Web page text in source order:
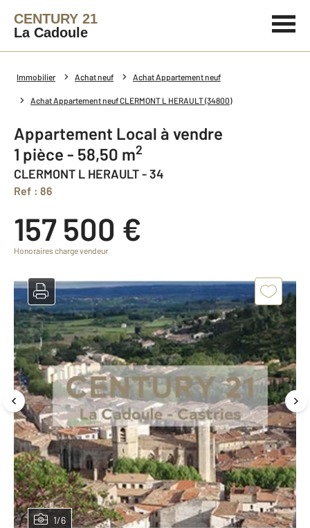
CENTURY 21
La Cadoule
Immobilier Achat neuf Achat Appartement neuf
Achat Appartement neuf CLERMONT L HERAULT (34800)
Appartement Local à vendre
1 pièce - 58,50 m2
CLERMONT L HERAULT - 34
Ref : 86
157 500 €
Honoraires charge vendeur
1/6